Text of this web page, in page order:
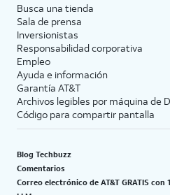
Busca una tienda
Sala de prensa
Inversionistas
Responsabilidad corporativa
Empleo
Ayuda e información
Garantía AT&T
Archivos legibles por máquina de
Código para compartir pantalla
Blog Techbuzz
Comentarios
Correo electrónico de AT&T GRATIS con